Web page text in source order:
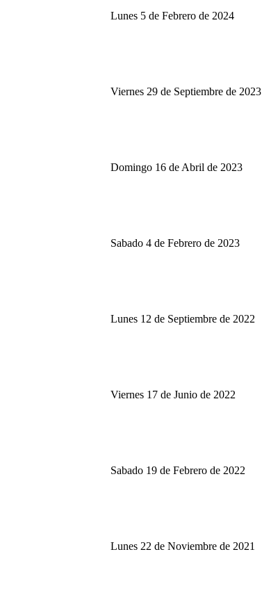
Lunes 5 de Febrero de 2024
Viernes 29 de Septiembre de 2023
Domingo 16 de Abril de 2023
Sabado 4 de Febrero de 2023
Lunes 12 de Septiembre de 2022
Viernes 17 de Junio de 2022
Sabado 19 de Febrero de 2022
Lunes 22 de Noviembre de 2021